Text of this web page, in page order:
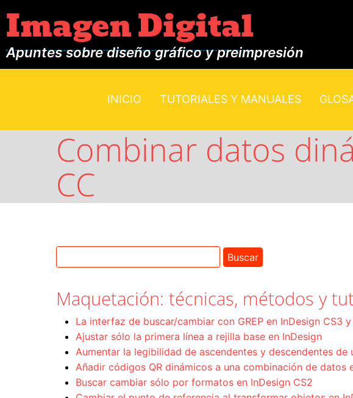
Imagen Digital
Apuntes sobre diseño gráfico y preimpresión
INICIO TUTORIALES Y MANUALES
Combinar datos
CC
Maquetación: técnicas, métodos y
La interfaz de buscar/cambiar con GREP en InDesign CS3
Ajustar sólo la primera línea a rejilla base en InDesign
Aumentar la legibilidad de ascendentes y descendentes de
Añadir códigos QR dinámicos a una combinación de datos
Buscar cambiar sólo por formatos en InDesign CS2